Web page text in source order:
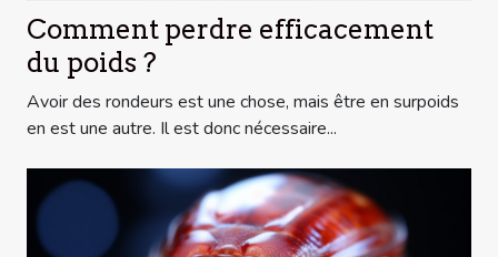
Comment perdre efficacement
du poids ?
Avoir des rondeurs est une chose, mais être en surpoids
en est une autre. Il est donc nécessaire...